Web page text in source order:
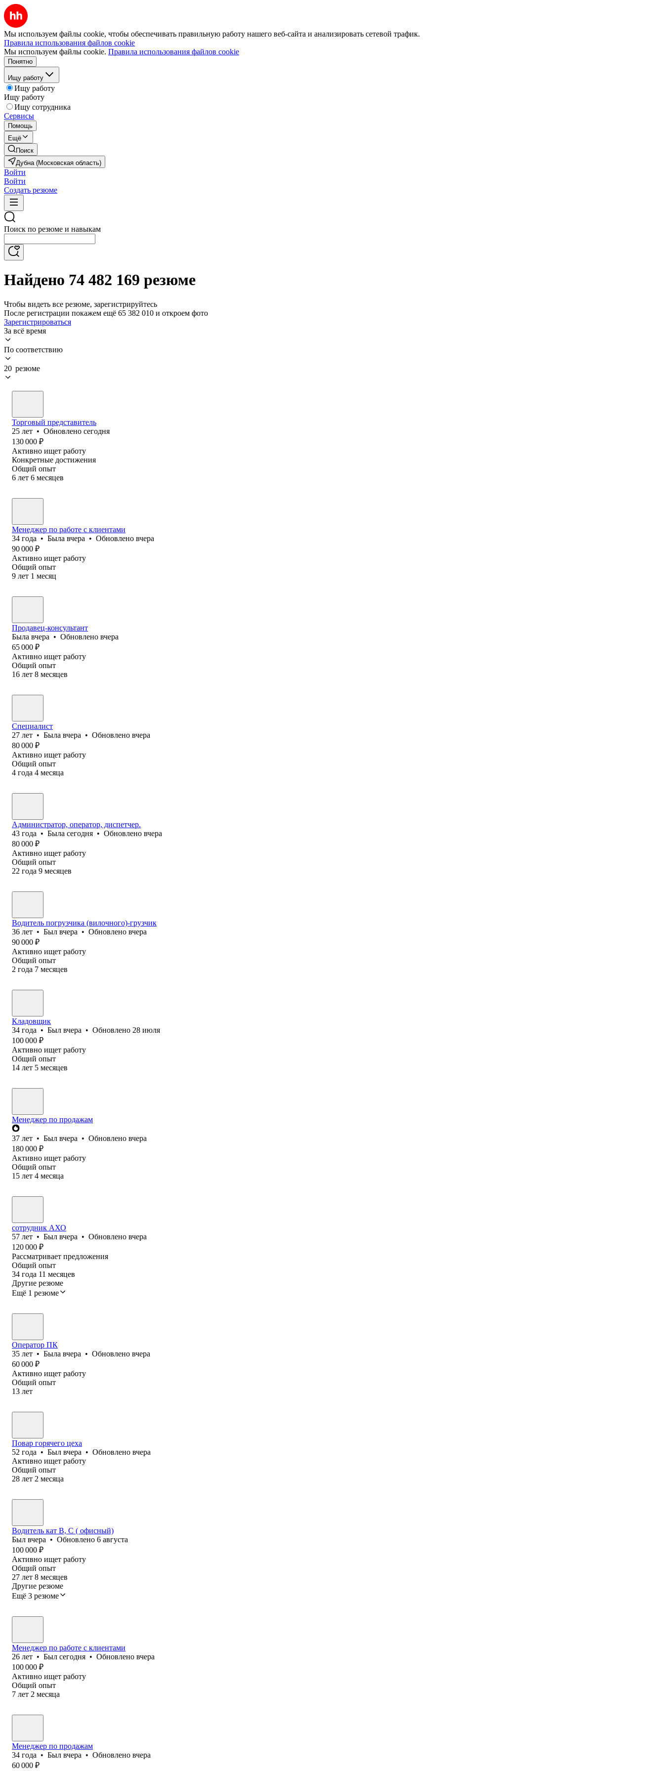
Мы используем файлы cookie, чтобы обеспечивать правильную работу нашего веб-сайта и анализировать сетевой трафик.
Правила использования файлов cookie
Мы используем файлы cookie. Правила использования файлов cookie
Понятно
Ищу работу
Ищу работу
Ищу работу
Ищу сотрудника
Сервисы
Помощь
Ещё
Поиск
Дубна (Московская область)
Войти
Войти
Создать резюме
Поиск по резюме и навыкам
Найдено 74 482 169 резюме
Чтобы видеть все резюме, зарегистрируйтесь
После регистрации покажем ещё 65 382 010 и откроем фото
Зарегистрироваться
За всё время
По соответствию
20 резюме
Торговый представитель
25 лет • Обновлено сегодня
130 000 ₽
Активно ищет работу
Конкретные достижения
Общий опыт
6 лет 6 месяцев
Менеджер по работе с клиентами
34 года • Была вчера • Обновлено вчера
90 000 ₽
Активно ищет работу
Общий опыт
9 лет 1 месяц
Продавец-консультант
Была вчера • Обновлено вчера
65 000 ₽
Активно ищет работу
Общий опыт
16 лет 8 месяцев
Специалист
27 лет • Была вчера • Обновлено вчера
80 000 ₽
Активно ищет работу
Общий опыт
4 года 4 месяца
Администратор, оператор, диспетчер.
43 года • Была сегодня • Обновлено вчера
80 000 ₽
Активно ищет работу
Общий опыт
22 года 9 месяцев
Водитель погрузчика (вилочного)-грузчик
36 лет • Был вчера • Обновлено вчера
90 000 ₽
Активно ищет работу
Общий опыт
2 года 7 месяцев
Кладовщик
34 года • Был вчера • Обновлено 28 июля
100 000 ₽
Активно ищет работу
Общий опыт
14 лет 5 месяцев
Менеджер по продажам
37 лет • Был вчера • Обновлено вчера
180 000 ₽
Активно ищет работу
Общий опыт
15 лет 4 месяца
сотрудник АХО
57 лет • Был вчера • Обновлено вчера
120 000 ₽
Рассматривает предложения
Общий опыт
34 года 11 месяцев
Другие резюме
Ещё 1 резюме
Оператор ПК
35 лет • Была вчера • Обновлено вчера
60 000 ₽
Активно ищет работу
Общий опыт
13 лет
Повар горячего цеха
52 года • Был вчера • Обновлено вчера
Активно ищет работу
Общий опыт
28 лет 2 месяца
Водитель кат В, С ( офисный)
Был вчера • Обновлено 6 августа
100 000 ₽
Активно ищет работу
Общий опыт
27 лет 8 месяцев
Другие резюме
Ещё 3 резюме
Менеджер по работе с клиентами
26 лет • Был сегодня • Обновлено вчера
100 000 ₽
Активно ищет работу
Общий опыт
7 лет 2 месяца
Менеджер по продажам
34 года • Был вчера • Обновлено вчера
60 000 ₽